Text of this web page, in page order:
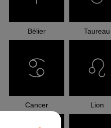
Bélier Taureau
Cancer Lion